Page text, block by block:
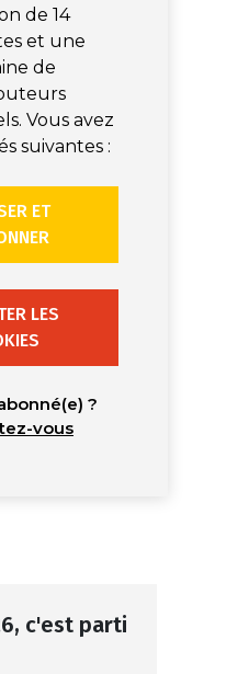
de 14
et une
de
Vous avez
suivantes :
ET
LES
?
vous
c'est parti